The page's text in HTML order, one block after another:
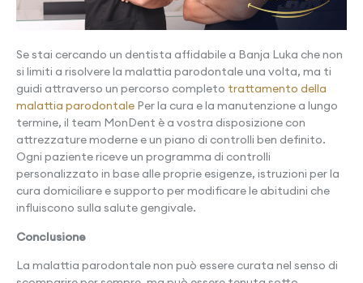
Se stai cercando un dentista affidabile a Banja Luka che non
si limiti a risolvere la malattia parodontale una volta, ma ti
guidi attraverso un percorso completo trattamento della
malattia parodontale Per la cura e la manutenzione a lungo
termine, il team MonDent è a vostra disposizione con
attrezzature moderne e un piano di controlli ben definito.
Ogni paziente riceve un programma di controlli
personalizzato in base alle proprie esigenze, istruzioni per la
cura domiciliare e supporto per modificare le abitudini che
influiscono sulla salute gengivale.
Conclusione
La malattia parodontale non può essere curata nel senso di